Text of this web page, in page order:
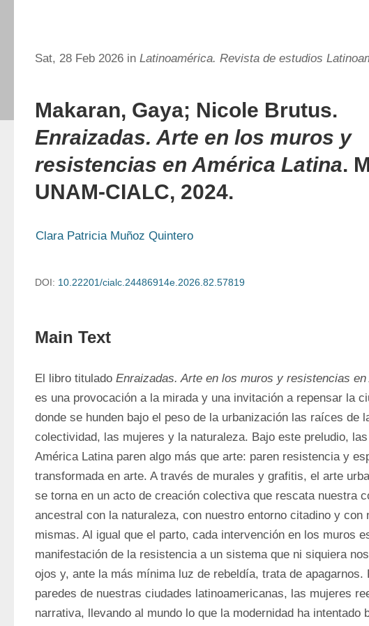
Sat, 28 Feb 2026 in Latinoamérica. Revista de estudios
Makaran, Gaya; Nicole Brutus.
Enraizadas. Arte en los muros y
resistencias en América Latina.
UNAM-CIALC, 2024.
Clara Patricia Muñoz Quintero
DOI: 10.22201/cialc.24486914e.2026.82.57819
Main Text
El libro titulado Enraizadas. Arte en los muros y resistencias
es una provocación a la mirada y una invitación a repensar la
donde se hunden bajo el peso de la urbanización las raíces de
colectividad, las mujeres y la naturaleza. Bajo este preludio,
América Latina paren algo más que arte: paren resistencia y
transformada en arte. A través de murales y grafitis, el arte
se torna en un acto de creación colectiva que rescata nuestra
ancestral con la naturaleza, con nuestro entorno citadino y con
mismas. Al igual que el parto, cada intervención en los muros
manifestación de la resistencia a un sistema que ni siquiera
ojos y, ante la más mínima luz de rebeldía, trata de apagarnos.
paredes de nuestras ciudades latinoamericanas, las mujeres
narrativa, llevando al mundo lo que la modernidad ha intentado